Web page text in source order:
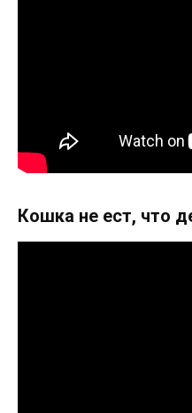
Кошка не ест, что